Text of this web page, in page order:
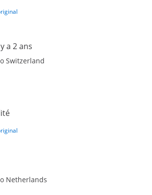
a 2 ans
Switzerland
Netherlands